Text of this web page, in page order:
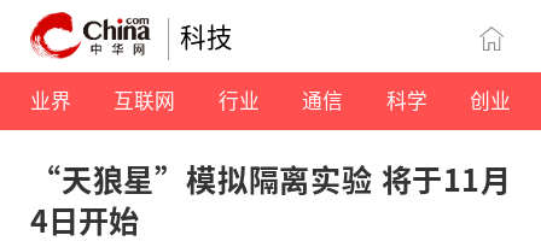
科技
业界 互联网 行业 通信 科学 创业
“天狼星”模拟隔离实验 将于11月
4日开始